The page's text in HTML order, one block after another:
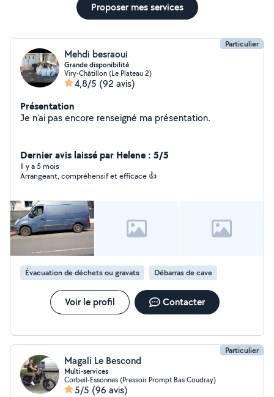
Proposer mes services
Particulier
Mehdi besraoui
Grande disponibilité
Viry-Châtillon (Le Plateau 2)
4,8/5 (92 avis)
Présentation
Je n'ai pas encore renseigné ma présentation.
Dernier avis laissé par Helene : 5/5
Il y a 5 mois
Arrangeant, compréhensif et efficace 👍
Évacuation de déchets ou gravats Débarras de cave
Voir le profil Contacter
Particulier
Magali Le Bescond
Multi-services
Corbeil-Essonnes (Pressoir Prompt Bas Coudray)
5/5 (96 avis)